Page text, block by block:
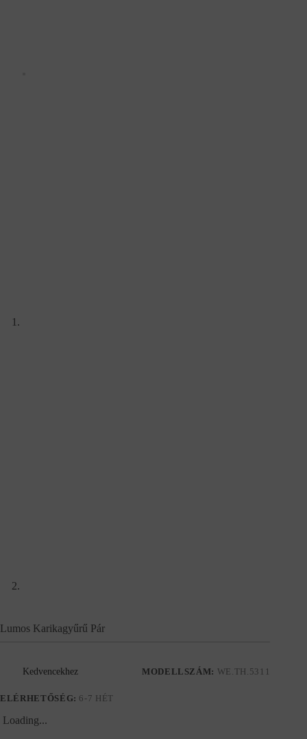
Lumos Karikagyűrű Pár
MODELLSZÁM: WE.TH.5311
ELÉRHETŐSÉG: 6-7 HÉT
Kedvencekhez
Loading...